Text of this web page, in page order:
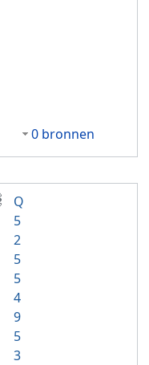
0 bronnen
Q
5
2
5
5
4
9
5
3